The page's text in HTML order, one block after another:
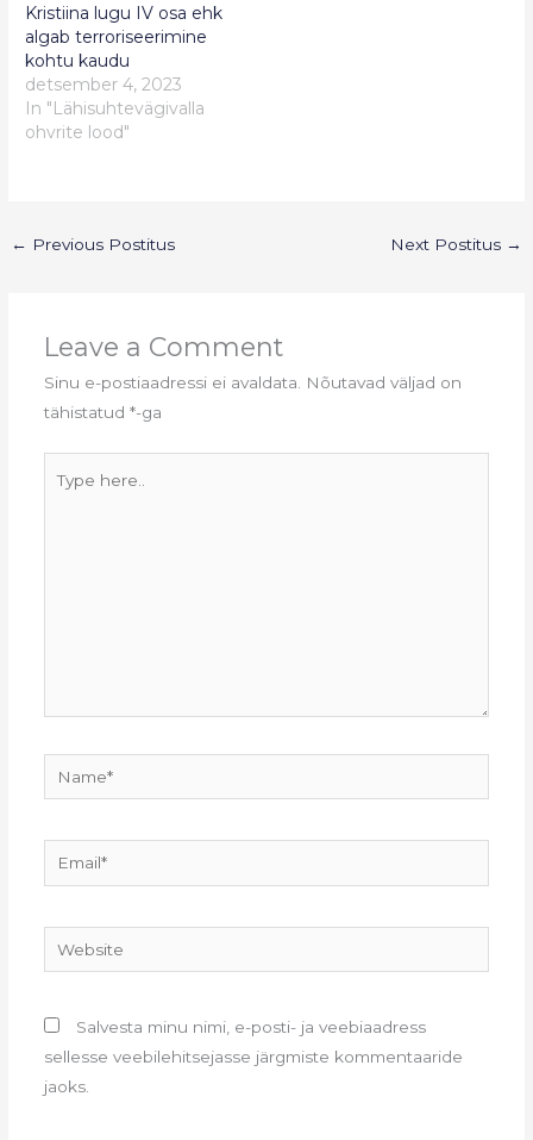
Kristiina lugu IV osa ehk
algab terroriseerimine
kohtu kaudu
detsember 4, 2023
In "Lähisuhtevägivalla
ohvrite lood"
← Previous Postitus Next Postitus →
Leave a Comment
Sinu e-postiaadressi ei avaldata.
Nõutavad väljad on
tähistatud *-ga
here..
Website
Salvesta minu nimi, e-posti- ja veebiaadress
sellesse veebilehitsejasse järgmiste kommentaaride
jaoks.